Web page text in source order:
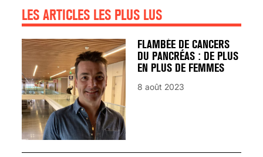
LES ARTICLES LES PLUS LUS
FLAMBÉE DE CANCERS
DU PANCRÉAS : DE PLUS
EN PLUS DE FEMMES
8 août 2023